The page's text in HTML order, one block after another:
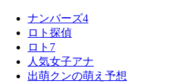
ナンバーズ4
ロト探偵
ロト7
人気女子アナ
出萌クンの萌え予想